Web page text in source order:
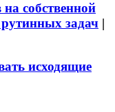
собственной
задач |
исходящие